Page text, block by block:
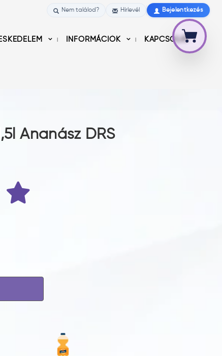
Nem találod? Hírlevél Bejelentkezés
INFORMÁCIÓK KAPCSOLAT
Ananász DRS